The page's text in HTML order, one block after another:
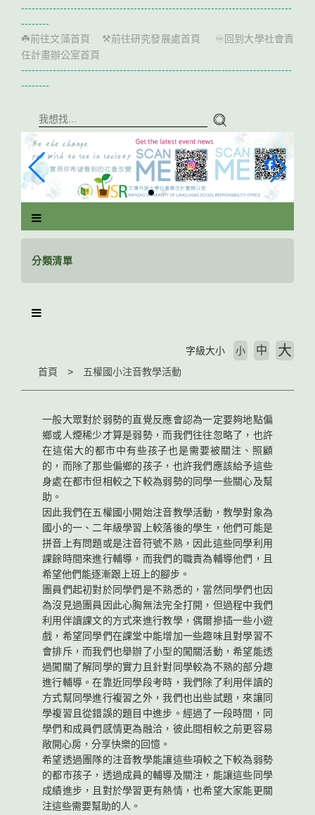
-----------------------------------------------------------------------------
--------
☘️前往文藻首頁 ⚒️前往研究發展處首頁 ♾️ 回到大學社會責
任計畫辦公室首頁
-----------------------------------------------------------------------------
--------
分類清單
首頁 五權國小注音教學活動
字級大小 小 中 大
一般大眾對於弱勢的直覺反應會認為一定要夠地點偏
鄉或人煙稀少才算是弱勢，而我們往往忽略了，也許
在這偌大的都市中有些孩子也是需要被關注、照顧
的，而除了那些偏鄉的孩子，也許我們應該給予這些
身處在都市但相較之下較為弱勢的同學一些關心及幫
助。
因此我們在五權國小開始注音教學活動，教學對象為
國小的一、二年級學習上較落後的學生，他們可能是
拼音上有問題或是注音符號不熟，因此這些同學利用
課餘時間來進行輔導，而我們的職責為輔導他們，且
希望他們能逐漸跟上班上的腳步。
團員們起初對於同學們是不熟悉的，當然同學們也因
為沒見過團員因此心胸無法完全打開，但過程中我們
利用伴讀課文的方式來進行教學，偶爾摻插一些小遊
戲，希望同學們在課堂中能增加一些趣味且對學習不
會排斥，而我們也舉辦了小型的闖關活動，希望能透
過闖關了解同學的實力且針對同學較為不熟的部分趣
進行輔導。在靠近同學段考時，我們除了利用伴讀的
方式幫同學進行複習之外，我們也出些試題，來讓同
學複習且從錯誤的題目中進步。經過了一段時間，同
學們和成員們感情更為融洽，彼此間相較之前更容易
敞開心房，分享快樂的回憶。
希望透過團隊的注音教學能讓這些項較之下較為弱勢
的都市孩子，透過成員的輔導及關注，能讓這些同學
成績進步，且對於學習更有熱情，也希望大家能更關
注這些需要幫助的人。